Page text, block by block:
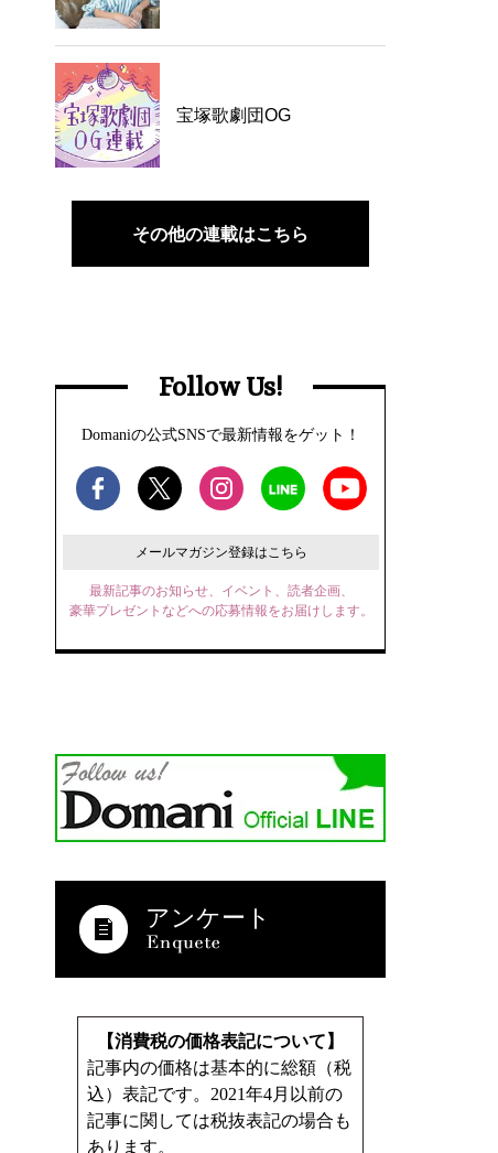
宝塚歌劇団OG
その他の連載はこちら
Follow Us!
Domaniの公式SNSで最新情報をゲット！
メールマガジン登録はこちら
最新記事のお知らせ、イベント、読者企画、
豪華プレゼントなどへの応募情報をお届けします。
アンケート
【消費税の価格表記について】
記事内の価格は基本的に総額（税
込）表記です。2021年4月以前の
記事に関しては税抜表記の場合も
あります。